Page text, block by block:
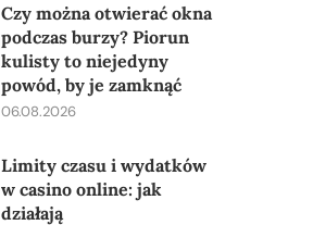
Czy można otwierać okna
podczas burzy? Piorun
kulisty to niejedyny
powód, by je zamknąć
06.08.2026
Limity czasu i wydatków
w casino online: jak
działają